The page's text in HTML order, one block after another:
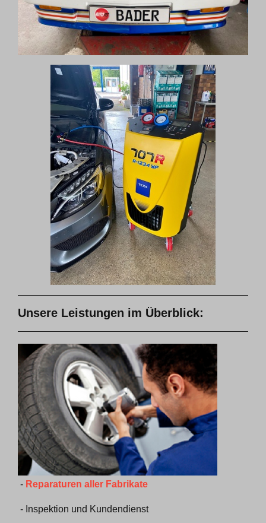
Unsere Leistungen im Überblick:
- Reparaturen aller Fabrikate
- Inspektion und Kundendienst